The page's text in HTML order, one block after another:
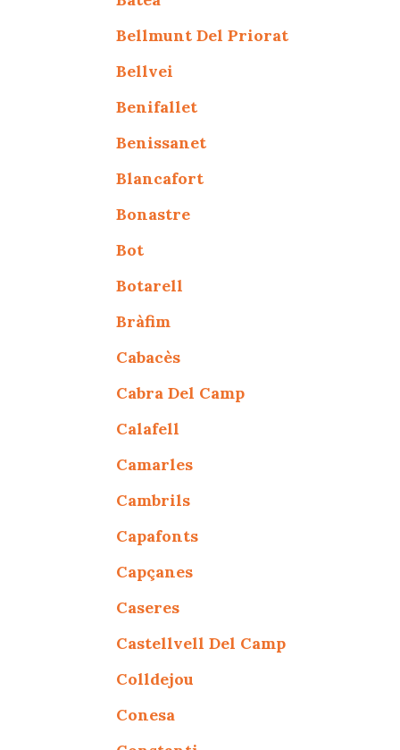
Bellmunt Del Priorat
Bellvei
Benifallet
Benissanet
Blancafort
Bonastre
Bot
Botarell
Bràfim
Cabacès
Cabra Del Camp
Calafell
Camarles
Cambrils
Capafonts
Capçanes
Caseres
Castellvell Del Camp
Colldejou
Conesa